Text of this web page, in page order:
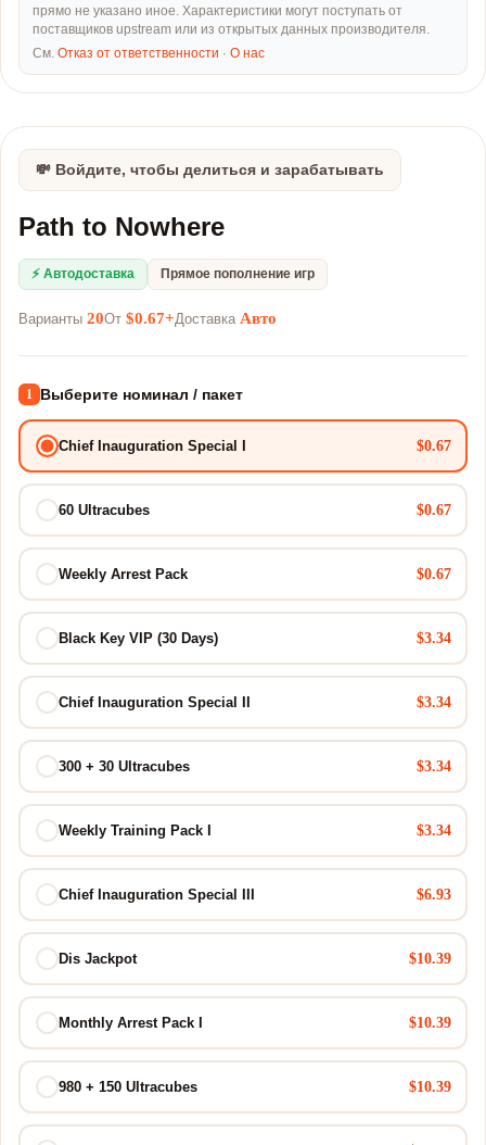
прямо не указано иное. Характеристики могут поступать от
поставщиков upstream или из открытых данных производителя.
См. Отказ от ответственности · О нас
💸 Войдите, чтобы делиться и зарабатывать
Path to Nowhere
⚡ Автодоставка Прямое пополнение игр
Варианты 20От $0.67+Доставка Авто
1 Выберите номинал / пакет
Chief Inauguration Special I $0.67
60 Ultracubes $0.67
Weekly Arrest Pack $0.67
Black Key VIP (30 Days) $3.34
Chief Inauguration Special II $3.34
300 + 30 Ultracubes $3.34
Weekly Training Pack I $3.34
Chief Inauguration Special III $6.93
Dis Jackpot $10.39
Monthly Arrest Pack I $10.39
980 + 150 Ultracubes $10.39